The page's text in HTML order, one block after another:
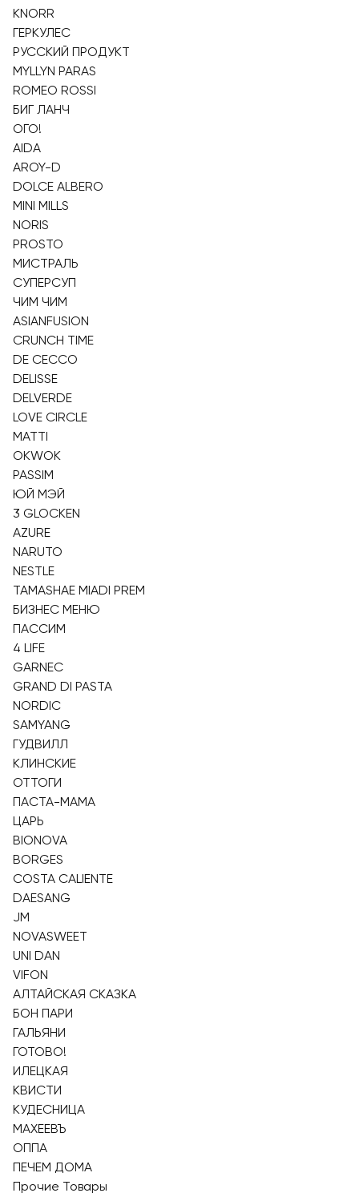
KNORR
ГЕРКУЛЕС
РУССКИЙ ПРОДУКТ
MYLLYN PARAS
ROMEO ROSSI
БИГ ЛАНЧ
ОГО!
AIDA
AROY-D
DOLCE ALBERO
MINI MILLS
NORIS
PROSTO
МИСТРАЛЬ
СУПЕРСУП
ЧИМ ЧИМ
ASIANFUSION
CRUNCH TIME
DE CECCO
DELISSE
DELVERDE
LOVE CIRCLE
MATTI
OKWOK
PASSIM
ЮЙ МЭЙ
3 GLOCKEN
AZURE
NARUTO
NESTLE
TAMASHAE MIADI PREM
БИЗНЕС МЕНЮ
ПАССИМ
4 LIFE
GARNEC
GRAND DI PASTA
NORDIC
SAMYANG
ГУДВИЛЛ
КЛИНСКИЕ
ОТТОГИ
ПАСТА-МАМА
ЦАРЬ
BIONOVA
BORGES
COSTA CALIENTE
DAESANG
JM
NOVASWEET
UNI DAN
VIFON
АЛТАЙСКАЯ СКАЗКА
БОН ПАРИ
ГАЛЬЯНИ
ГОТОВО!
ИЛЕЦКАЯ
КВИСТИ
КУДЕСНИЦА
МАХЕЕВЪ
ОППА
ПЕЧЕМ ДОМА
Прочие Товары